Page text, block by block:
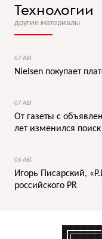
Технологии
другие материалы
07 АВГ
Nielsen покупает
07 АВГ
От газеты с
лет изменился
06 АВГ
Игорь Писарский,
российского PR